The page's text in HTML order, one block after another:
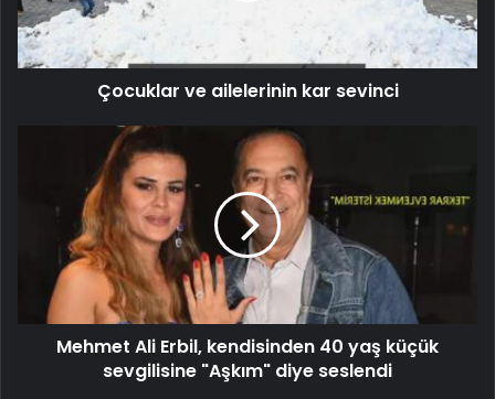
Çocuklar ve ailelerinin kar sevinci
Mehmet Ali Erbil, kendisinden 40 yaş küçük
sevgilisine "Aşkım" diye seslendi